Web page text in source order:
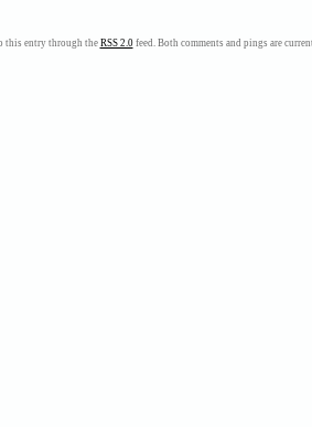
this entry through the RSS 2.0feed. Both comments and pings are